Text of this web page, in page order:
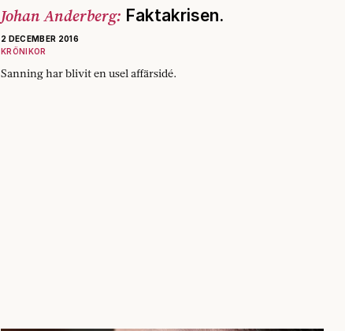
Johan Anderberg: Faktakrisen.
2 DECEMBER 2016
KRÖNIKOR
Sanning har blivit en usel affärsidé.